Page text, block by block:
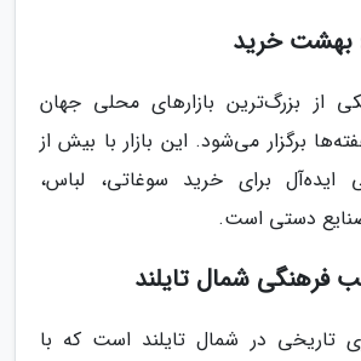
بهشت خرید
از بزرگ‌ترین بازارهای محلی جهان
برگزار می‌شود. این بازار با بیش از
ایده‌آل برای خرید سوغاتی، لباس،
دستی است.
فرهنگی شمال تایلند
تاریخی در شمال تایلند است که با